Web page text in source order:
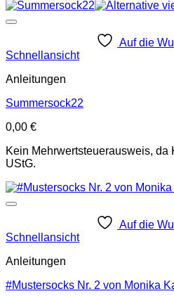
Auf die
Schnellansicht
Anleitungen
Summersock22
0,00 €
Kein Mehrwertsteuerausweis, da
UStG.
Auf die
Schnellansicht
Anleitungen
#Mustersocks Nr. 2 von Monika